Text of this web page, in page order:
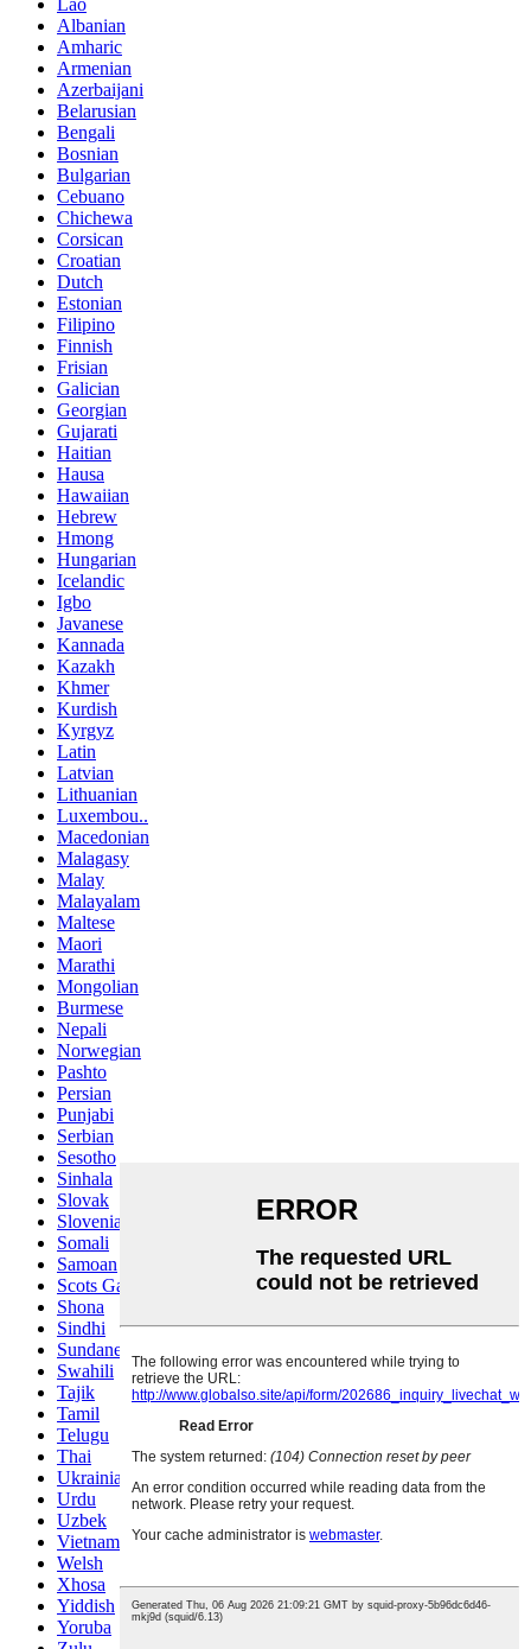
Albanian
Amharic
Armenian
Azerbaijani
Belarusian
Bengali
Bosnian
Bulgarian
Cebuano
Chichewa
Corsican
Croatian
Dutch
Estonian
Filipino
Finnish
Frisian
Galician
Georgian
Gujarati
Haitian
Hausa
Hawaiian
Hebrew
Hmong
Hungarian
Icelandic
Igbo
Javanese
Kannada
Kazakh
Khmer
Kurdish
Kyrgyz
Latin
Latvian
Lithuanian
Luxembou..
Macedonian
Malagasy
Malay
Malayalam
Maltese
Maori
Marathi
Mongolian
Burmese
Nepali
Norwegian
Pashto
Persian
Punjabi
Serbian
Sesotho
Sinhala
Slovak
Slovenian
Somali
Samoan
Scots Gaelic
Shona
Sindhi
Sundanese
Swahili
Tajik
Tamil
Telugu
Thai
Ukrainian
Urdu
Uzbek
Vietnamese
Welsh
Xhosa
Yiddish
Yoruba